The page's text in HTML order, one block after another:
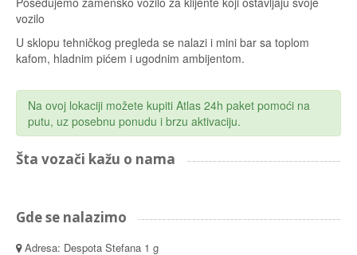
vozilo
U sklopu tehničkog pregleda se nalazi i mini bar sa toplom
kafom, hladnim pićem i ugodnim ambijentom.
Na ovoj lokaciji možete kupiti Atlas 24h paket pomoći na
putu, uz posebnu ponudu i brzu aktivaciju.
Šta vozači kažu o nama
Gde se nalazimo
Adresa: Despota Stefana 1 g